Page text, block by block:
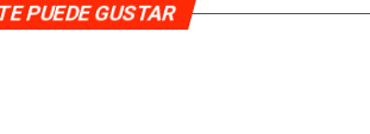
TE PUEDE GUSTAR